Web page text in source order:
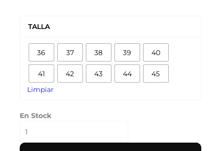
TALLA
36 37 38 39 40
41 42 43 44 45
Limpiar
En Stock
'VIVID
SULFUR'
cantidad